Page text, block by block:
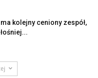
kolejny ceniony zespół,